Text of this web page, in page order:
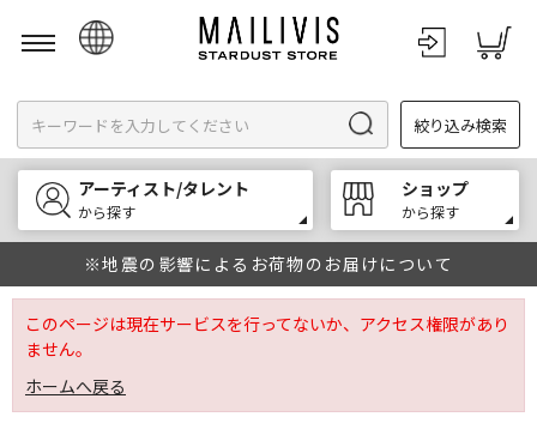
English
한국어
中文
絞り込み検索
アーティスト/タレント
から探す
ショップ
から探す
※地震の影響によるお荷物のお届けについて
このページは現在サービスを行ってないか、アクセス権限があり
ません。
ホームへ戻る